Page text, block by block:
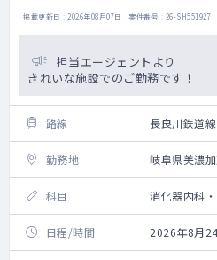
掲載更新日 : 2026年08月07日 案件番号 : 26-SH551927
担当エージェントより
きれいな施設でのご勤務です！
路線 長良川鉄道線
勤務地 岐阜県美濃
科目 消化器内科
日程/時間 2026年8月